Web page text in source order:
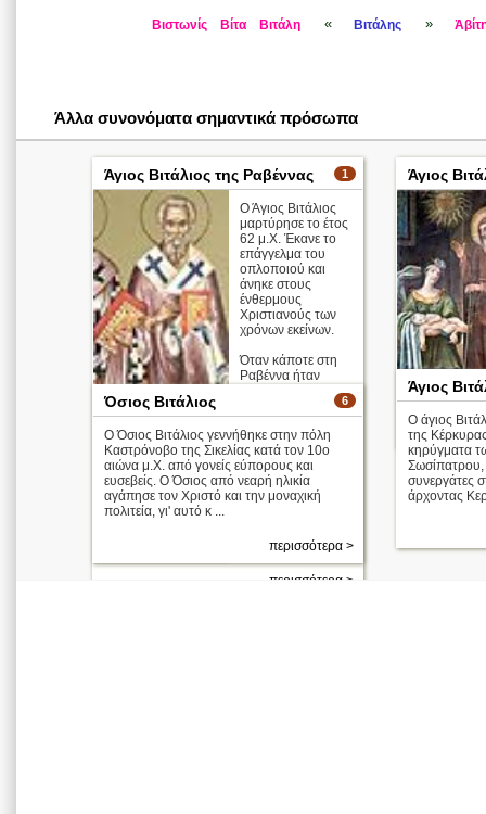
Βιστωνίς Βίτα Βιτάλη « Βιτάλης »
Άλλα συνονόματα σημαντικά πρόσωπα
1
Άγιος Βιτάλιος της Ραβέννας
Ο Άγιος Βιτάλιος
μαρτύρησε το έτος
62 μ.Χ. Έκανε το
επάγγελμα του
οπλοποιού και
άνηκε στους
ένθερμους
Χριστιανούς των
χρόνων εκείνων.
Όταν κάποτε στη
Ραβέννα ήταν
κάποι ...
περισσότερα >
Άγιος
Άγιος
Ο άγιος
της
κηρύγματα
Σωσίπατρου,
συνεργάτες
άρχοντας
6
Όσιος Βιτάλιος
Ο Όσιος Βιτάλιος γεννήθηκε στην πόλη
Καστρόνοβο της Σικελίας κατά τον 10ο
αιώνα μ.Χ. από γονείς εύπορους και
ευσεβείς. Ο Όσιος από νεαρή ηλικία
αγάπησε τον Χριστό και την μοναχική
πολιτεία, γι' αυτό κ ...
περισσότερα >